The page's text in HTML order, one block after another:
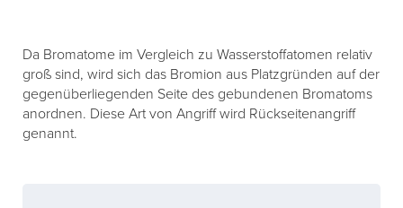
Da Bromatome im Vergleich zu Wasserstoffatomen relativ
groß sind, wird sich das Bromion aus Platzgründen auf der
gegenüberliegenden Seite des gebundenen Bromatoms
anordnen. Diese Art von Angriff wird Rückseitenangriff
genannt.